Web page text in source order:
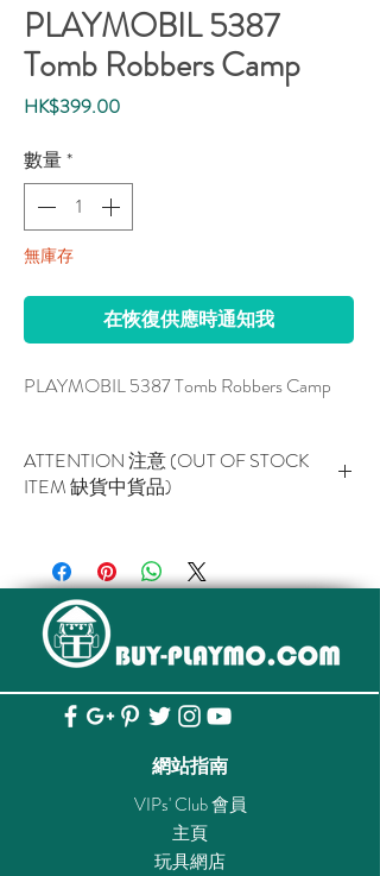
PLAYMOBIL 5387
Tomb Robbers Camp
HK$399.00價
數量*
無庫存
在恢復供應時通知我
PLAYMOBIL 5387 Tomb Robbers Camp
ATTENTION 注意 (OUT OF STOCK
ITEM 缺貨中貨品)
此貨品現已暫停供應。
網站指南
VIPs' Club 會員
主頁
玩具網店